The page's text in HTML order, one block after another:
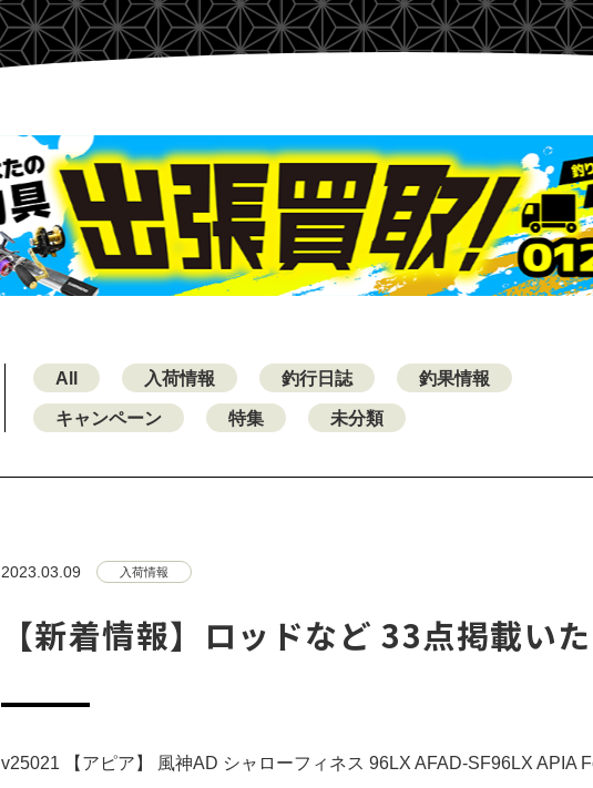
All 入荷情報 釣行日誌 釣果情報
キャンペーン 特集 未分類
2023.03.09 入荷情報
【新着情報】ロッドなど 33点掲載い
v25021 【アピア】 風神AD シャローフィネス 96LX AFAD-SF96LX APIA